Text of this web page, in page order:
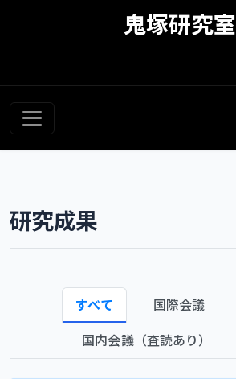
鬼塚研究室
研究成果
すべて 国際会議
国内会議（査読あり）